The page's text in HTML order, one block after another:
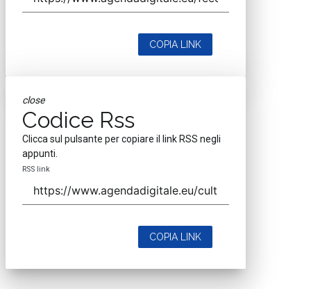
COPIA LINK
close
Codice Rss
Clicca sul pulsante per copiare il link RSS negli
appunti.
RSS link
COPIA LINK